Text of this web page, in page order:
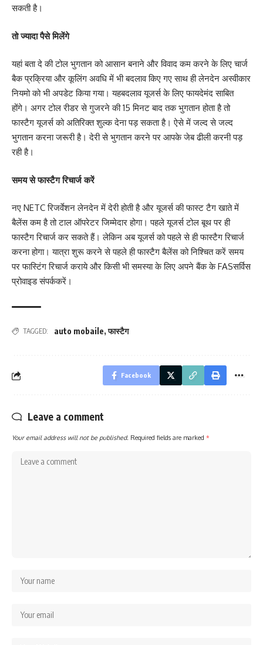
सकती है।
तो ज्यादा पैसे मिलेंगे
यहां बता दे की टोल भुगतान को आसान बनाने और विवाद कम करने के लिए चार्ज
बैक प्रक्रिया और कूलिंग अवधि में भी बदलाव किए गए साथ ही लेनदेन अस्वीकार
नियमो को भी अपडेट किया गया। यहबदलाव यूजर्स के लिए फायदेमंद साबित
होंगे। अगर टोल रीडर से गुजरने की 15 मिनट बाद तक भुगतान होता है तो
फास्टैग यूजर्स को अतिरिक्त शुल्क देना पड़ सकता है। ऐसे में जल्द से जल्द
भुगतान करना जरूरी है। देरी से भुगतान करने पर आपके जेब ढीली करनी पड़
रही है।
समय से फास्टैग रिचार्ज करें
नए NETC रिजर्वेशन लेनदेन में देरी होती है और यूजर्स की फास्ट टैग खाते में
बैलेंस कम है तो टाल ऑपरेटर जिम्मेदार होगा। पहले यूजर्स टोल बूथ पर ही
फास्टैग रिचार्ज कर सकते हैं। लेकिन अब यूजर्स को पहले से ही फास्टैग रिचार्ज
करना होगा। यात्रा शुरू करने से पहले ही फास्टैग बैलेंस को निश्चित करें समय
पर फास्टिंग रिचार्ज कराये और किसी भी समस्या के लिए अपने बैंक के FASसर्विस
प्रोवाइड संपर्ककरें।
TAGGED: auto mobaile,फास्टैग
Facebook
Leave a comment
Your email address will not be published. Required fields are marked *